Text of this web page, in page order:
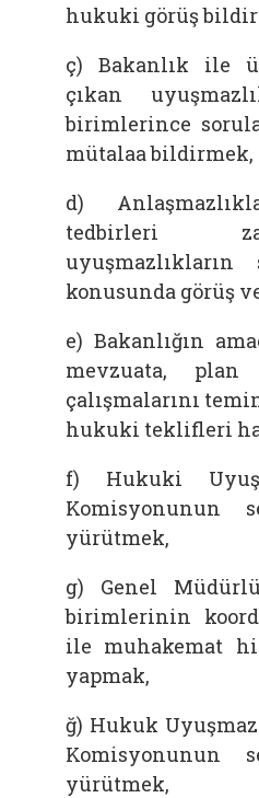
hukuki görüş
ç) Bakanlık ile
çıkan
birimlerince
mütalaa bildirmek,
d)
tedbirleri
konusunda görüş
e) Bakanlığın
mevzuata,
çalışmalarını
hukuki teklifleri
f) Hukuki
Komisyonunun
yürütmek,
g) Genel
birimlerinin
ile muhakemat
yapmak,
ğ) Hukuk
Komisyonunun
yürütmek,